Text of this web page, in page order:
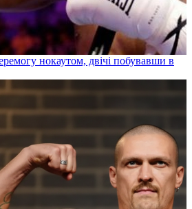
нокаутом, двічі побувавши в